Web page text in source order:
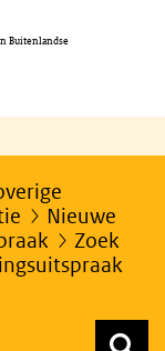
Buitenlandse
Nieuwe
Zoek